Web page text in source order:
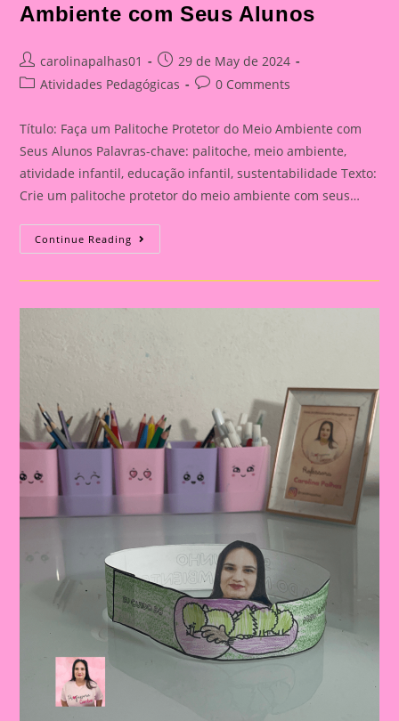
Ambiente com Seus Alunos
Post
author:
carolinapalhas01
Post
published:
29 de May de 2024
PostAtividades Pedagógicas
Post0 Comments
Título: Faça um Palitoche Protetor do Meio Ambiente com
Seus Alunos Palavras-chave: palitoche, meio ambiente,
atividade infantil, educação infantil, sustentabilidade Texto:
Crie um palitoche protetor do meio ambiente com seus…
Continue Reading Post
18:
Um
Do
Com